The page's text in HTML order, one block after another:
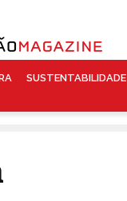
SUSTENTABILIDADE